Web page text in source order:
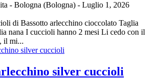
- Bologna (Bologna) - Luglio 1, 2026
di Bassotto arlecchino cioccolato Taglia
nana I cuccioli hanno 2 mesi Li cedo con il
il mi...
silver cuccioli